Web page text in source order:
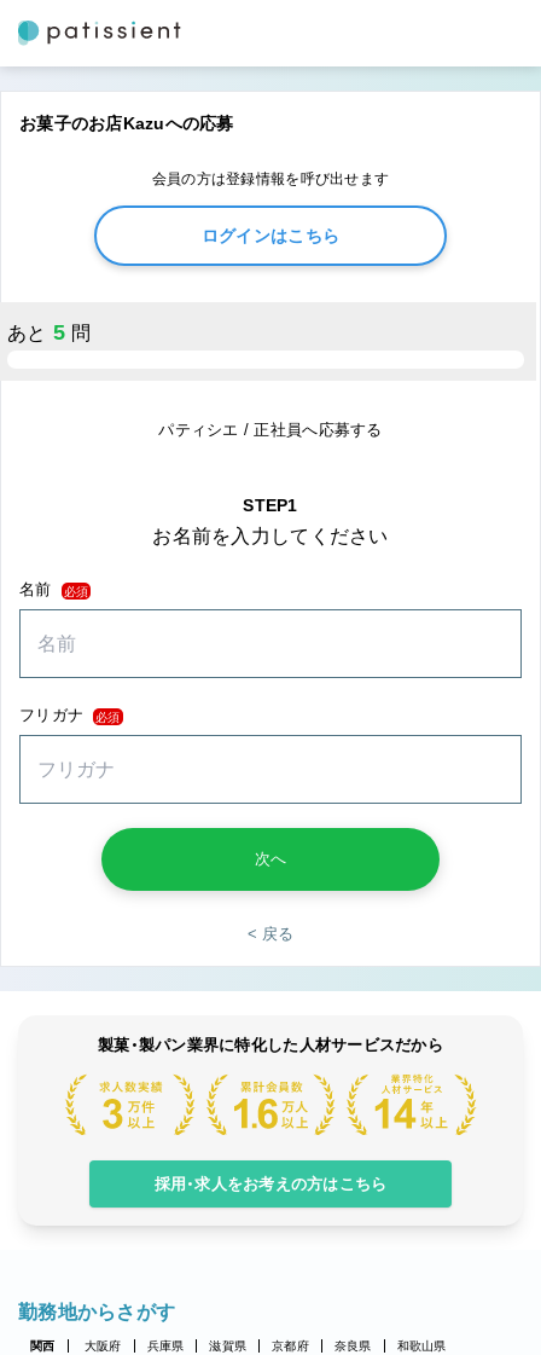
お菓子のお店Kazuへの応募
会員の方は登録情報を呼び出せます
ログインはこちら
あと 5 問
パティシエ / 正社員へ応募する
STEP1
お名前を入力してください
名前 必須
フリガナ 必須
次へ
< 戻る
製菓・製パン業界に特化した人材サービスだから
採用・求人をお考えの方はこちら
勤務地からさがす
関西 大阪府 兵庫県 滋賀県 京都府 奈良県 和歌山県